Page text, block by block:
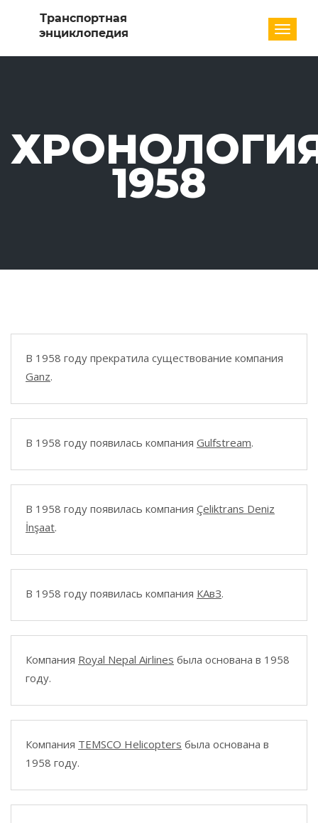
1958
В 1958 году прекратила существование компания
Ganz.
В 1958 году появилась компания Gulfstream.
В 1958 году появилась компания Çeliktrans Deniz
İnşaat.
В 1958 году появилась компания КАвЗ.
Компания Royal Nepal Airlines была основана в 1958
году.
Компания TEMSCO Helicopters была основана в
1958 году.